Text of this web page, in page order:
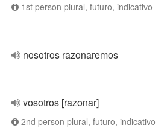
1st person plural, futuro, indicativo
nosotros razonaremos
vosotros [razonar]
2nd person plural, futuro, indicativo